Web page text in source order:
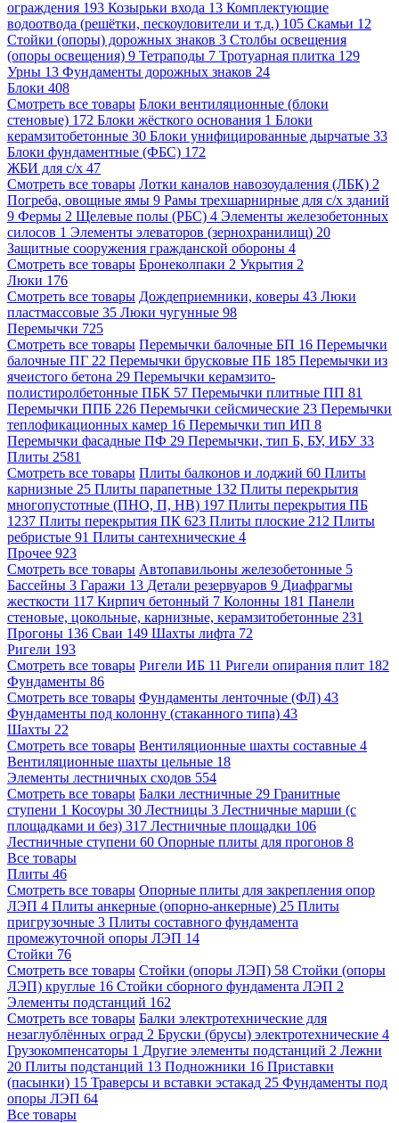
ограждения 193 Козырьки входа 13 Комплектующие
водоотвода (решётки, пескоуловители и т.д.) 105 Скамьи 12
Стойки (опоры) дорожных знаков 3 Столбы освещения
(опоры освещения) 9 Тетраподы 7 Тротуарная плитка 129
Урны 13 Фундаменты дорожных знаков 24
Блоки 408
Смотреть все товары Блоки вентиляционные (блоки
стеновые) 172 Блоки жёсткого основания 1 Блоки
керамзитобетонные 30 Блоки унифицированные дырчатые 33
Блоки фундаментные (ФБС) 172
ЖБИ для с/х 47
Смотреть все товары Лотки каналов навозоудаления (ЛБК) 2
Погреба, овощные ямы 9 Рамы трехшарнирные для с/х зданий
9 Фермы 2 Щелевые полы (РБС) 4 Элементы железобетонных
силосов 1 Элементы элеваторов (зернохранилищ) 20
Защитные сооружения гражданской обороны 4
Смотреть все товары Бронеколпаки 2 Укрытия 2
Люки 176
Смотреть все товары Дождеприемники, коверы 43 Люки
пластмассовые 35 Люки чугунные 98
Перемычки 725
Смотреть все товары Перемычки балочные БП 16 Перемычки
балочные ПГ 22 Перемычки брусковые ПБ 185 Перемычки из
ячеистого бетона 29 Перемычки керамзито-
полистиролбетонные ПБК 57 Перемычки плитные ПП 81
Перемычки ППБ 226 Перемычки сейсмические 23 Перемычки
теплофикационных камер 16 Перемычки тип ИП 8
Перемычки фасадные ПФ 29 Перемычки, тип Б, БУ, ИБУ 33
Плиты 2581
Смотреть все товары Плиты балконов и лоджий 60 Плиты
карнизные 25 Плиты парапетные 132 Плиты перекрытия
многопустотные (ПНО, П, НВ) 197 Плиты перекрытия ПБ
1237 Плиты перекрытия ПК 623 Плиты плоские 212 Плиты
ребристые 91 Плиты сантехнические 4
Прочее 923
Смотреть все товары Автопавильоны железобетонные 5
Бассейны 3 Гаражи 13 Детали резервуаров 9 Диафрагмы
жесткости 117 Кирпич бетонный 7 Колонны 181 Панели
стеновые, цокольные, карнизные, керамзитобетонные 231
Прогоны 136 Сваи 149 Шахты лифта 72
Ригели 193
Смотреть все товары Ригели ИБ 11 Ригели опирания плит 182
Фундаменты 86
Смотреть все товары Фундаменты ленточные (ФЛ) 43
Фундаменты под колонну (стаканного типа) 43
Шахты 22
Смотреть все товары Вентиляционные шахты составные 4
Вентиляционные шахты цельные 18
Элементы лестничных сходов 554
Смотреть все товары Балки лестничные 29 Гранитные
ступени 1 Косоуры 30 Лестницы 3 Лестничные марши (с
площадками и без) 317 Лестничные площадки 106
Лестничные ступени 60 Опорные плиты для прогонов 8
Все товары
Плиты 46
Смотреть все товары Опорные плиты для закрепления опор
ЛЭП 4 Плиты анкерные (опорно-анкерные) 25 Плиты
пригрузочные 3 Плиты составного фундамента
промежуточной опоры ЛЭП 14
Стойки 76
Смотреть все товары Стойки (опоры ЛЭП) 58 Стойки (опоры
ЛЭП) круглые 16 Стойки сборного фундамента ЛЭП 2
Элементы подстанций 162
Смотреть все товары Балки электротехнические для
незаглублённых оград 2 Бруски (брусы) электротехнические 4
Грузокомпенсаторы 1 Другие элементы подстанций 2 Лежни
20 Плиты подстанций 13 Подножники 16 Приставки
(пасынки) 15 Траверсы и вставки эстакад 25 Фундаменты под
опоры ЛЭП 64
Все товары